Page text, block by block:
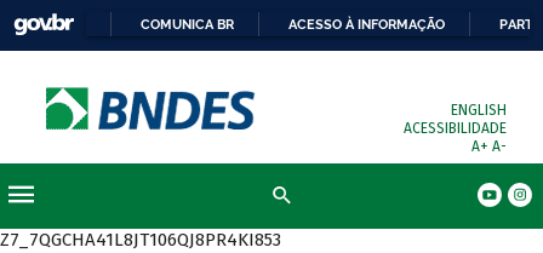
COMUNICA BR ACESSO À INFORMAÇÃO
ENGLISH
ACESSIBILIDADE
A+ A-
Z7_7QGCHA41L8JT106QJ8PR4KI853